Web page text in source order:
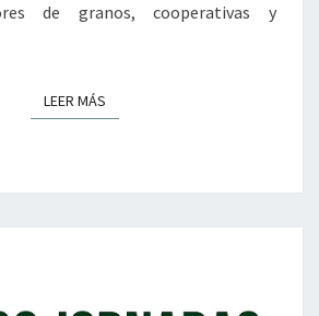
de granos, cooperativas y
LEER MÁSLEER MÁS